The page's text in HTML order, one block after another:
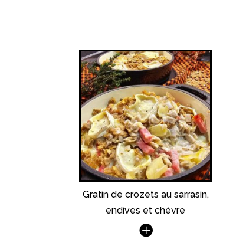
Gratin de crozets au sarrasin,
endives et chèvre